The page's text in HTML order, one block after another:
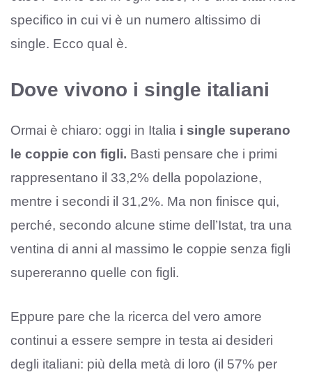
specifico in cui vi è un numero altissimo di
single. Ecco qual è.
Dove vivono i single italiani
Ormai è chiaro: oggi in Italia i single superano
le coppie con figli. Basti pensare che i primi
rappresentano il 33,2% della popolazione,
mentre i secondi il 31,2%. Ma non finisce qui,
perché, secondo alcune stime dell’Istat, tra una
ventina di anni al massimo le coppie senza figli
supereranno quelle con figli.
Eppure pare che la ricerca del vero amore
continui a essere sempre in testa ai desideri
degli italiani: più della metà di loro (il 57% per